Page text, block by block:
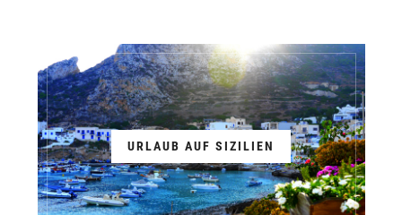
URLAUB AUF SIZILIEN